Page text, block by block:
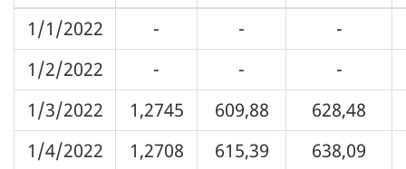
1/1/2022
- -
-
1/2/2022
- -
-
1/3/2022
1,2745 609,88
628,48
1/4/2022
1,2708 615,39
638,09